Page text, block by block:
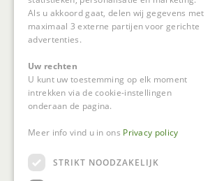
Als u akkoord gaat, delen wij gegevens met
maximaal 3 externe partijen voor gerichte
advertenties.
Uw rechten
U kunt uw toestemming op elk moment
intrekken via de cookie-instellingen
onderaan de pagina.
Meer info vind u in ons Privacy policy
STRIKT NOODZAKELIJK